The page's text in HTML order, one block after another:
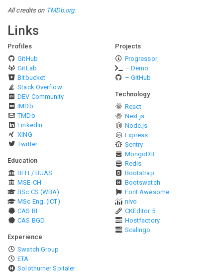
All credits on TMDb.org.
Links
Profiles
GitHub
GitLab
Bitbucket
Stack Overflow
DEV Community
IMDb
TMDb
LinkedIn
XING
Twitter
Education
BFH / BUAS
MSE-CH
BSc CS (WBA)
MSc Eng. (ICT)
CAS BI
CAS BGD
Experience
Swatch Group
ETA
Solothurner Spitäler
Projects
Progressor
– Demo
– GitHub
Technology
React
Next.js
Node.js
Express
Sentry
MongoDB
Redis
Bootstrap
Bootswatch
Font Awesome
nivo
CKEditor 5
Hostfactory
Scalingo